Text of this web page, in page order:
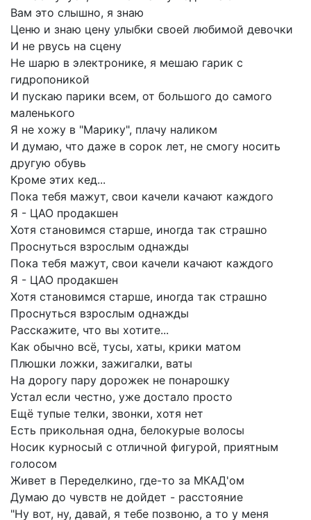
Вам это слышно, я знаю
Ценю и знаю цену улыбки своей любимой девочки
И не рвусь на сцену
Не шарю в электронике, я мешаю гарик с
гидропоникой
И пускаю парики всем, от большого до самого
маленького
Я не хожу в "Марику", плачу наликом
И думаю, что даже в сорок лет, не смогу носить
другую обувь
Кроме этих кед...
Пока тебя мажут, свои качели качают каждого
Я - ЦАО продакшен
Хотя становимся старше, иногда так страшно
Проснуться взрослым однажды
Пока тебя мажут, свои качели качают каждого
Я - ЦАО продакшен
Хотя становимся старше, иногда так страшно
Проснуться взрослым однажды
Расскажите, что вы хотите...
Как обычно всё, тусы, хаты, крики матом
Плюшки ложки, зажигалки, ваты
На дорогу пару дорожек не понарошку
Устал если честно, уже достало просто
Ещё тупые телки, звонки, хотя нет
Есть прикольная одна, белокурые волосы
Носик курносый с отличной фигурой, приятным
голосом
Живет в Переделкино, где-то за МКАД'ом
Думаю до чувств не дойдет - расстояние
"Ну вот, ну, давай, я тебе позвоню, а то у меня